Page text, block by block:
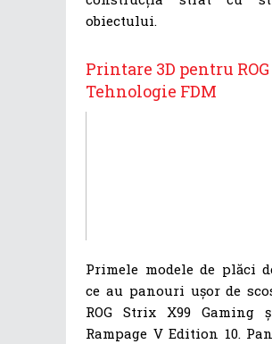
obiectului.
Printare 3D pentru
Tehnologie FDM
Primele modele de plăci
ce au panouri ușor de
ROG Strix X99 Gaming
Rampage V Edition 10.